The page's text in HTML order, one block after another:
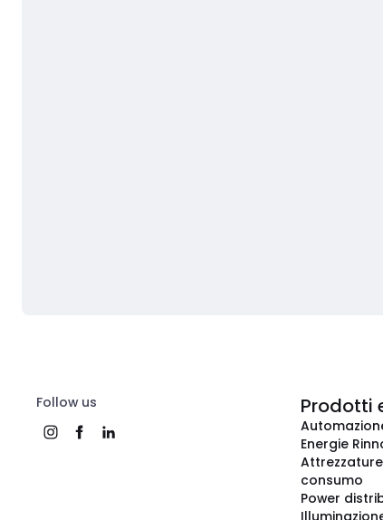
Follow us Prodotti
Energie
consumo
Power